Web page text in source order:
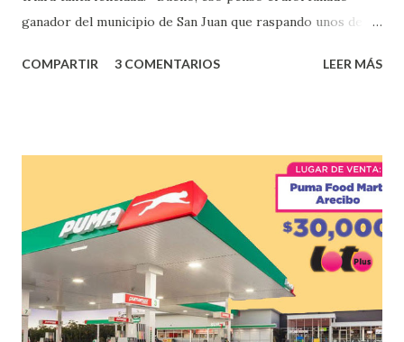
ganador del municipio de San Juan que raspando unos de
obtuvo un premio de $25,000,00 dólares. Este es el anuncio
ganador fue vendido en la farmacia Yarimar de la
Urbanización Las Lomas en el Municipio de San Juan
¡Enhorabuena que lo disfrute!
...
COMPARTIR 3 COMENTARIOS LEER MÁS